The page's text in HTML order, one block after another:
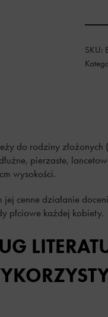
SKU:
do rodziny
pierzaste,
wysokości.
cenne działanie
płciowe każdej kobiety.